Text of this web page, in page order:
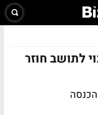
לתושב חוזר